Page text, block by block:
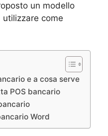
un modello
come
e a cosa serve
POS bancario
Word